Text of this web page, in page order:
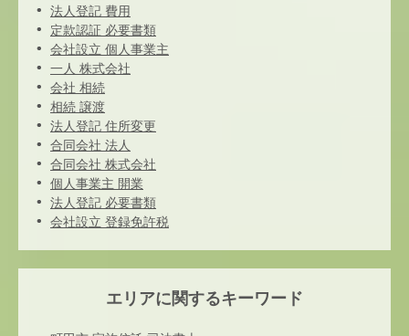
法人登記 費用
定款認証 必要書類
会社設立 個人事業主
一人 株式会社
会社 相続
相続 譲渡
法人登記 住所変更
合同会社 法人
合同会社 株式会社
個人事業主 開業
法人登記 必要書類
会社設立 登録免許税
エリアに関するキーワード